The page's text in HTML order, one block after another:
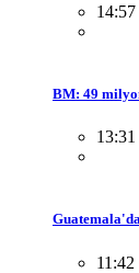
BM: 49
11:42